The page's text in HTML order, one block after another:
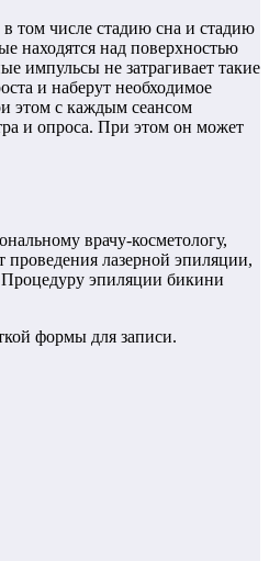
в том числе стадию сна и стадию
находятся над поверхностью
импульсы не затрагивает такие
и наберут необходимое
этом с каждым сеансом
и опроса. При этом он может
врачу-косметологу,
лазерной эпиляции,
эпиляции бикини
формы для записи.